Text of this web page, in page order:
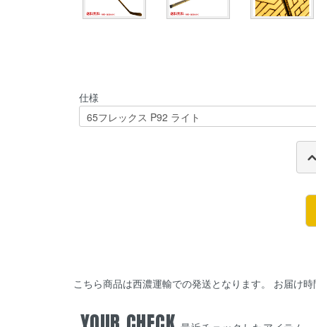
仕様
こちら商品は西濃運輸での発送となります。 お届け時